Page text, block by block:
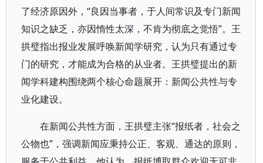
了经济原因外，“良因当事者，于人间常识及专门新闻
知识之缺乏，亦因惰性太深，不肯为彻底之觉悟”。王
拱璧指出报业发展呼唤新闻学研究，认为只有通过专
门的研究，才能成为合格的从业者。王拱璧提出的新
闻学科建构围绕两个核心命题展开：新闻公共性与专
业化建设。
在新闻公共性方面，王拱璧主张“报纸者，社会之
公物也”，强调新闻应秉持公正、客观、通达的原则，